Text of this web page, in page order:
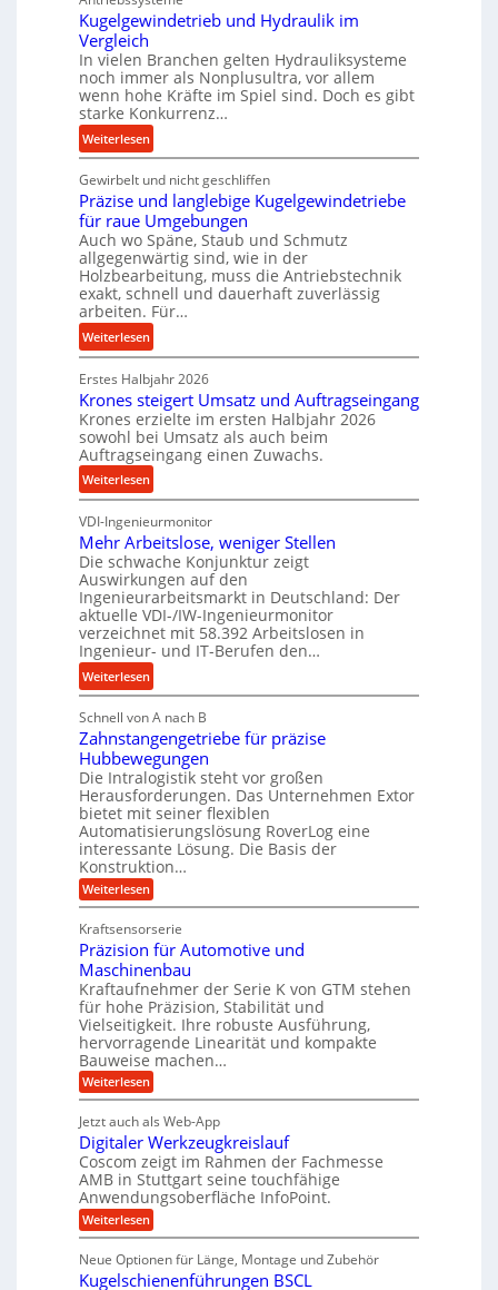
f
o
r
m
a
n
c
b
e
i
m
D
r
ü
c
k
p
r
o
z
e
s
s
Kugelgewindetrieb und Hydraulik im
Vergleich
In vielen Branchen gelten Hydrauliksysteme
noch immer als Nonplusultra, vor allem
wenn hohe Kräfte im Spiel sind. Doch es gibt
starke Konkurrenz…
Weiterlesen:
K
u
g
e
l
g
e
w
i
n
e
t
r
i
e
b
u
n
d
H
y
d
r
a
u
k
i
m
V
e
r
g
l
h
Gewirbelt und nicht geschliffen
Präzise und langlebige Kugelgewindetriebe
für raue Umgebungen
Auch wo Späne, Staub und Schmutz
allgegenwärtig sind, wie in der
Holzbearbeitung, muss die Antriebstechnik
exakt, schnell und dauerhaft zuverlässig
arbeiten. Für…
Weiterlesen:
P
r
ä
z
i
s
e
u
n
d
l
a
n
g
l
e
b
i
g
e
K
u
g
e
l
g
e
w
n
d
e
t
r
i
e
b
e
f
ü
r
r
u
Erstes Halbjahr 2026
Krones steigert Umsatz und Auftragseingang
Krones erzielte im ersten Halbjahr 2026
sowohl bei Umsatz als auch beim
Auftragseingang einen Zuwachs.
Weiterlesen:
K
r
o
n
e
s
s
t
e
i
g
e
r
t
U
m
s
a
t
z
n
d
A
u
f
t
r
a
g
s
e
i
n
g
a
n
g
VDI-Ingenieurmonitor
Mehr Arbeitslose, weniger Stellen
Die schwache Konjunktur zeigt
Auswirkungen auf den
Ingenieurarbeitsmarkt in Deutschland: Der
aktuelle VDI-/IW-Ingenieurmonitor
verzeichnet mit 58.392 Arbeitslosen in
Ingenieur- und IT-Berufen den…
Weiterlesen:
M
e
h
r
A
r
b
e
i
t
s
l
o
s
e
,
w
e
n
i
g
e
r
S
t
e
l
Schnell von A nach B
Zahnstangengetriebe für präzise
Hubbewegungen
Die Intralogistik steht vor großen
Herausforderungen. Das Unternehmen Extor
bietet mit seiner flexiblen
Automatisierungslösung RoverLog eine
interessante Lösung. Die Basis der
Konstruktion…
Weiterlesen:
Z
h
n
s
t
a
n
g
e
n
g
e
t
r
i
e
b
e
f
ü
r
r
ä
Kraftsensorserie
Präzision für Automotive und
Maschinenbau
Kraftaufnehmer der Serie K von GTM stehen
für hohe Präzision, Stabilität und
Vielseitigkeit. Ihre robuste Ausführung,
hervorragende Linearität und kompakte
Bauweise machen…
Weiterlesen:
P
ä
z
i
s
i
o
n
f
r
A
Jetzt auch als Web-App
Digitaler Werkzeugkreislauf
Coscom zeigt im Rahmen der Fachmesse
AMB in Stuttgart seine touchfähige
Anwendungsoberfläche InfoPoint.
Weiterlesen:
D
g
i
Neue Optionen für Länge, Montage und Zubehör
Kugelschienenführungen BSCL